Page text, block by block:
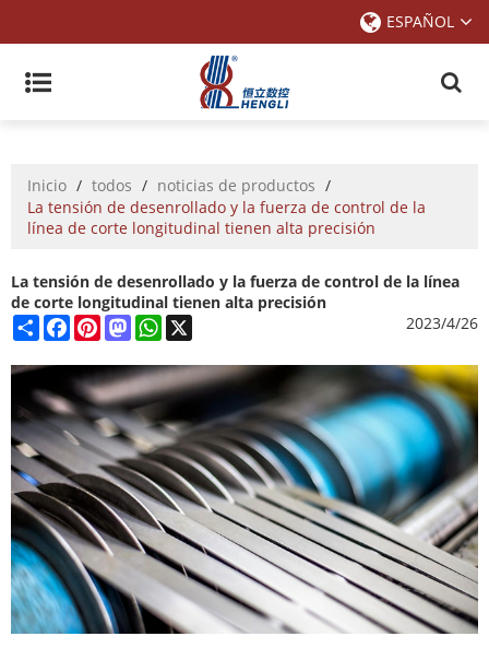
ESPAÑOL
Inicio / todos / noticias de productos /
La tensión de desenrollado y la fuerza de control de la
línea de corte longitudinal tienen alta precisión
La tensión de desenrollado y la fuerza de control de la línea
de corte longitudinal tienen alta precisión
ShareFacebook
PinterestMastodonWhatsApp 2023/4/26